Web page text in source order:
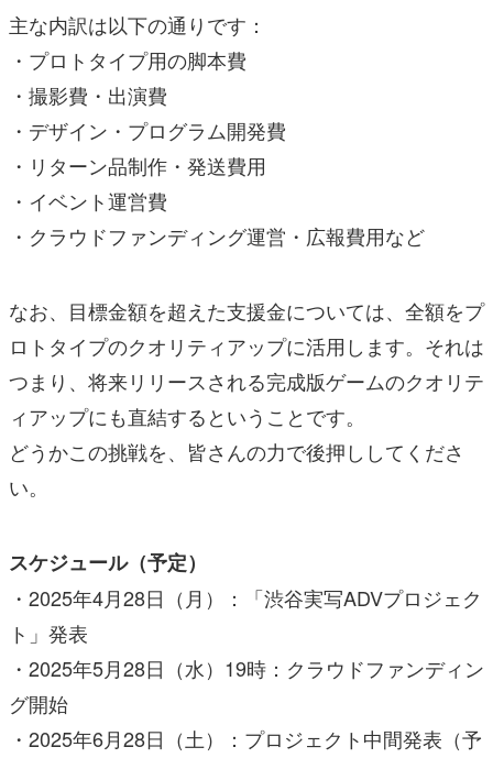
主な内訳は以下の通りです：
・プロトタイプ用の脚本費
・撮影費・出演費
・デザイン・プログラム開発費
・リターン品制作・発送費用
・イベント運営費
・クラウドファンディング運営・広報費用など
なお、目標金額を超えた支援金については、全額をプ
ロトタイプのクオリティアップに活用します。それは
つまり、将来リリースされる完成版ゲームのクオリテ
ィアップにも直結するということです。
どうかこの挑戦を、皆さんの力で後押ししてくださ
い。
スケジュール（予定）
・2025年4月28日（月）：「渋谷実写ADVプロジェク
ト」発表
・2025年5月28日（水）19時：クラウドファンディン
グ開始
・2025年6月28日（土）：プロジェクト中間発表（予